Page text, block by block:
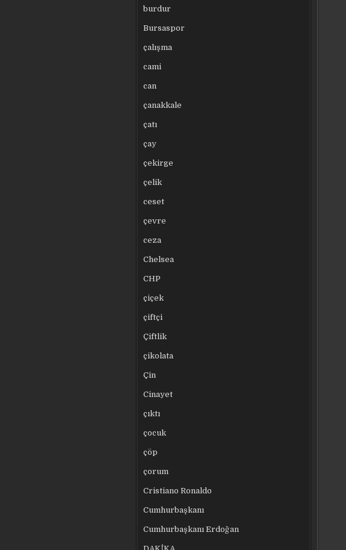
burdur
Bursaspor
çalışma
cami
can
çanakkale
çatı
çay
çekirge
çelik
ceset
çevre
ceza
Chelsea
CHP
çiçek
çiftçi
Çiftlik
çikolata
Çin
Cinayet
çıktı
çocuk
çöp
çorum
Cristiano Ronaldo
Cumhurbaşkanı
Cumhurbaşkanı Erdoğan